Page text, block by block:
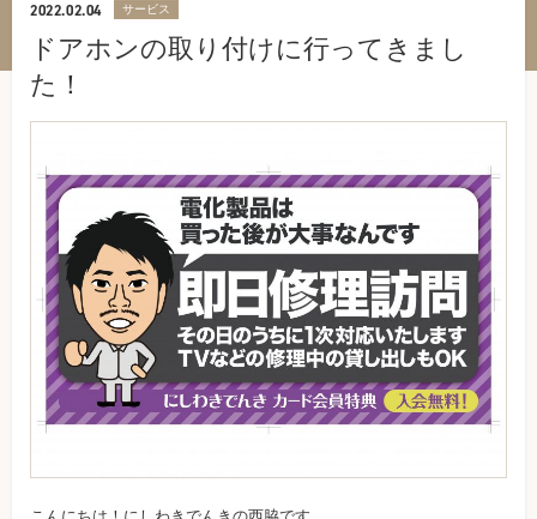
2022.02.04 サービス
ドアホンの取り付けに行ってきまし
た！